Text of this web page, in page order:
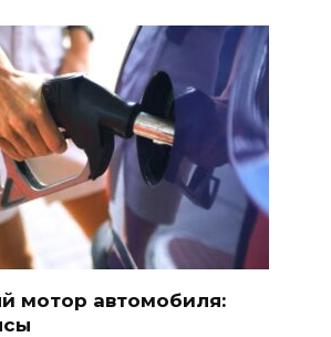
мотор автомобиля: